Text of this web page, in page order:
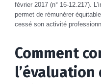
février 2017 (n° 16-12.217).
permet de rémunérer
cessé son activité
Comment
l’évaluation